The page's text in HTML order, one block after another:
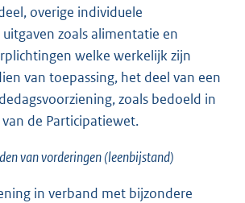
overige individuele
zoals alimentatie en
welke werkelijk zijn
van toepassing, het deel van een
zoals bedoeld in
de Participatiewet.
van vorderingen (leenbijstand)
in verband met bijzondere